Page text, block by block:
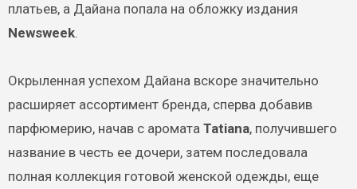
платьев, а Дайана попала на обложку издания
Newsweek.
Окрыленная успехом Дайана вскоре значительно
расширяет ассортимент бренда, сперва добавив
парфюмерию, начав с аромата Tatiana, получившего
название в честь ее дочери, затем последовала
полная коллекция готовой женской одежды, еще